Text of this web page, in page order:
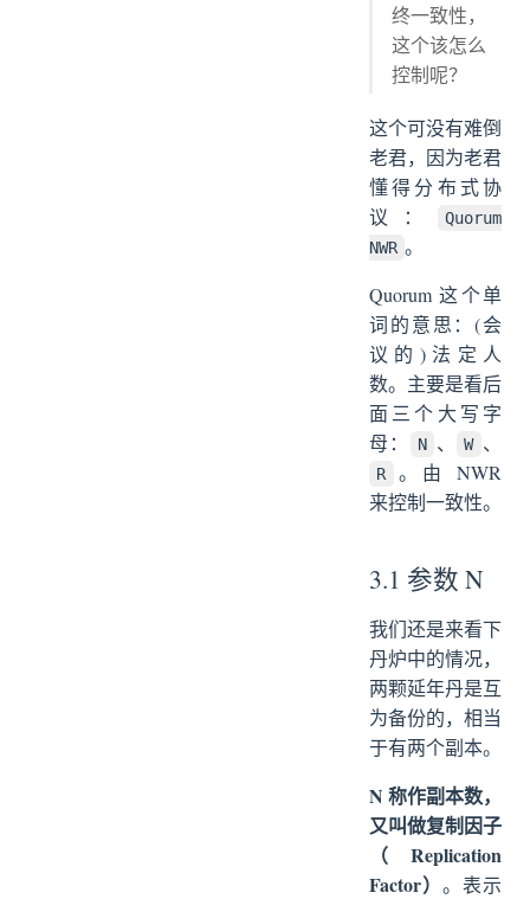
终一致性，
这个该怎么
控制呢？
这个可没有难倒
老君，因为老君
懂得分布式协
议：
Quorum
NWR 。
Quorum 这个单
词的意思：(会
议的)法定人
数。主要是看后
面三个大写字
母：
N 、 W 、
R
。由 NWR
来控制一致性。
3.1 参数 N
我们还是来看下
丹炉中的情况，
两颗延年丹是互
为备份的，相当
于有两个副本。
N 称作副本数，
又叫做复制因子
（Replication
Factor） 。表示